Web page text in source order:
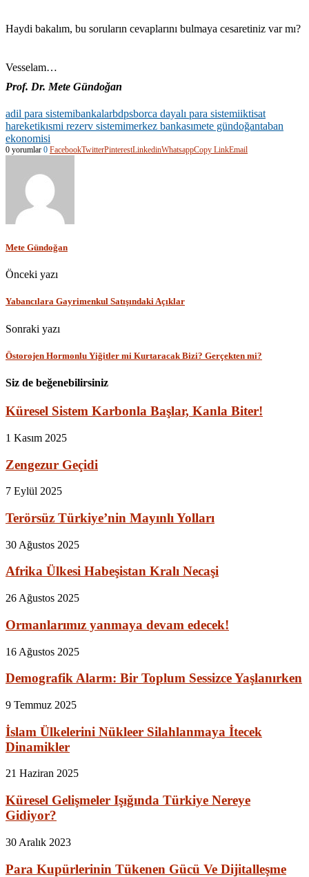
Haydi bakalım, bu soruların cevaplarını bulmaya cesaretiniz var mı?
Vesselam…
Prof. Dr. Mete Gündoğan
adil para sistemibankalarbdpsborca dayalı para sistemiiktisat
hareketikısmi rezerv sistemimerkez bankasımete gündoğantaban
ekonomisi
0 yorumlar 0 FacebookTwitterPinterestLinkedinWhatsappCopy LinkEmail
Mete Gündoğan
Önceki yazı
Yabancılara Gayrimenkul Satışındaki Açıklar
Sonraki yazı
Östorojen Hormonlu Yiğitler mi Kurtaracak Bizi? Gerçekten mi?
Siz de beğenebilirsiniz
Küresel Sistem Karbonla Başlar, Kanla Biter!
1 Kasım 2025
Zengezur Geçidi
7 Eylül 2025
Terörsüz Türkiye’nin Mayınlı Yolları
30 Ağustos 2025
Afrika Ülkesi Habeşistan Kralı Necaşi
26 Ağustos 2025
Ormanlarımız yanmaya devam edecek!
16 Ağustos 2025
Demografik Alarm: Bir Toplum Sessizce Yaşlanırken
9 Temmuz 2025
İslam Ülkelerini Nükleer Silahlanmaya İtecek
Dinamikler
21 Haziran 2025
Küresel Gelişmeler Işığında Türkiye Nereye
Gidiyor?
30 Aralık 2023
Para Kupürlerinin Tükenen Gücü Ve Dijitalleşme